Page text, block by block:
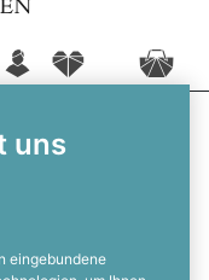
uns
eingebundene
n f c
mit